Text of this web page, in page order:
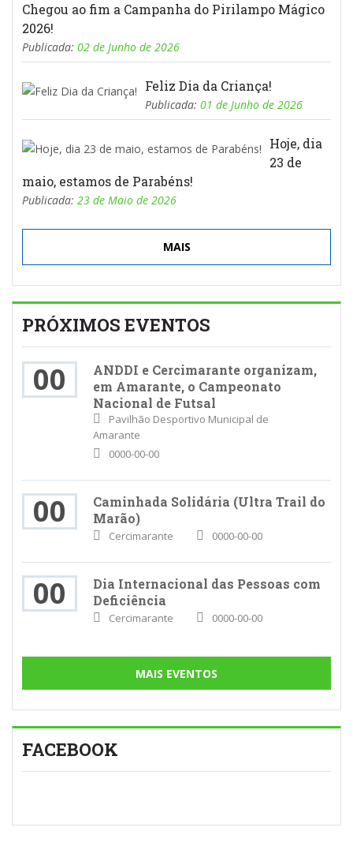
Chegou ao fim a Campanha do Pirilampo Mágico
2026!
Publicada: 02 de Junho de 2026
Feliz Dia da Criança!
Publicada: 01 de Junho de 2026
Hoje, dia
23 de
maio, estamos de Parabéns!
Publicada: 23 de Maio de 2026
MAIS
PRÓXIMOS EVENTOS
00
ANDDI e Cercimarante organizam,
em Amarante, o Campeonato
Nacional de Futsal
Pavilhão Desportivo Municipal de
Amarante
0000-00-00
00
Caminhada Solidária (Ultra Trail do
Marão)
Cercimarante 0000-00-00
00
Dia Internacional das Pessoas com
Deficiência
Cercimarante 0000-00-00
MAIS EVENTOS
FACEBOOK